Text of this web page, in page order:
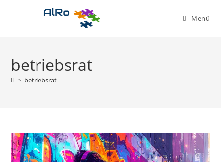
Menü
betriebsrat
> betriebsrat